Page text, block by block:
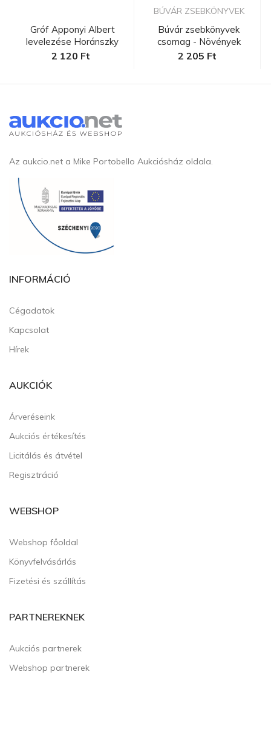
Gróf Apponyi Albert
levelezése Horánszky
Nándorra...
2 120 Ft
BÚVÁR ZSEBKÖNYVEK
Búvár zsebkönyvek
csomag - Növények
2 205 Ft
Az aukcio.net a Mike Portobello Aukciósház oldala.
INFORMÁCIÓ
Cégadatok
Kapcsolat
Hírek
AUKCIÓK
Árveréseink
Aukciós értékesítés
Licitálás és átvétel
Regisztráció
WEBSHOP
Webshop főoldal
Könyvfelvásárlás
Fizetési és szállítás
PARTNEREKNEK
Aukciós partnerek
Webshop partnerek